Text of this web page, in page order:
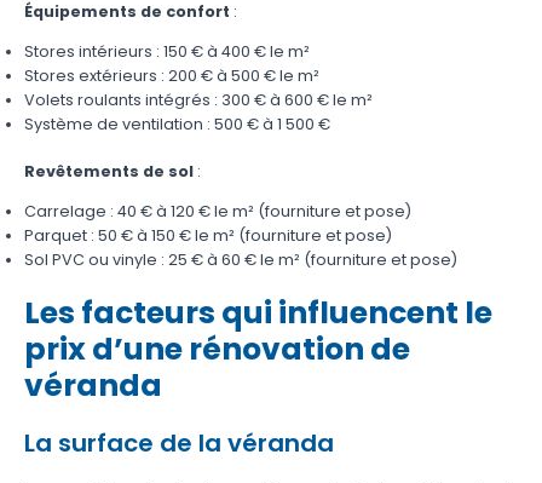
Équipements de confort :
Stores intérieurs : 150 € à 400 € le m²
Stores extérieurs : 200 € à 500 € le m²
Volets roulants intégrés : 300 € à 600 € le m²
Système de ventilation : 500 € à 1 500 €
Revêtements de sol:
Carrelage : 40 € à 120 € le m² (fourniture et pose)
Parquet : 50 € à 150 € le m² (fourniture et pose)
Sol PVC ou vinyle : 25 € à 60 € le m² (fourniture et pose)
Les facteurs qui influencent le
prix d’une rénovation de
véranda
La surface de la véranda